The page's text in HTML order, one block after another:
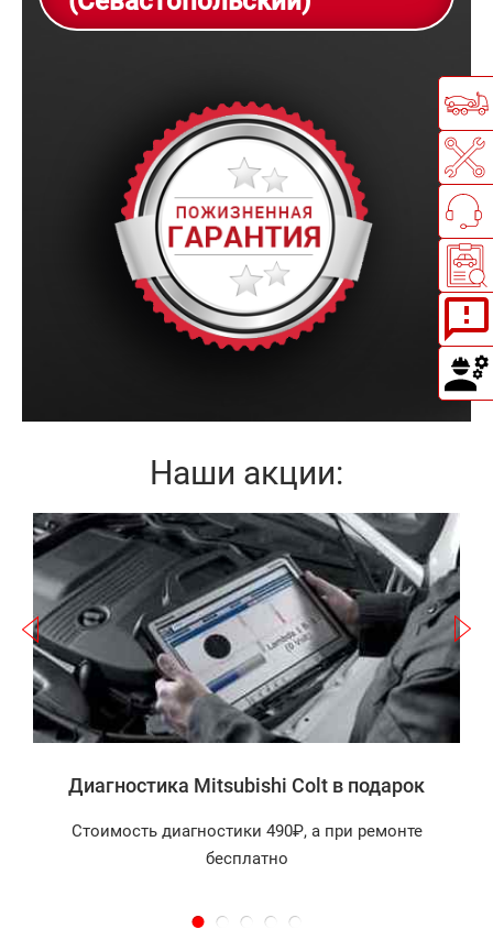
Наши акции:
Записаться
Диагностика Mitsubishi Colt в подарок
Стоимость диагностики 490₽, а при ремонте
бесплатно